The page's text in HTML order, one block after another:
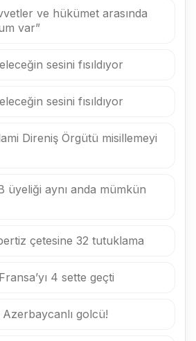
ve hükümet arasında
var”
sesini fısıldıyor
sesini fısıldıyor
Direniş Örgütü misillemeyi
üyeliği aynı anda mümkün
çetesine 32 tutuklama
4 sette geçti
Azerbaycanlı golcü!